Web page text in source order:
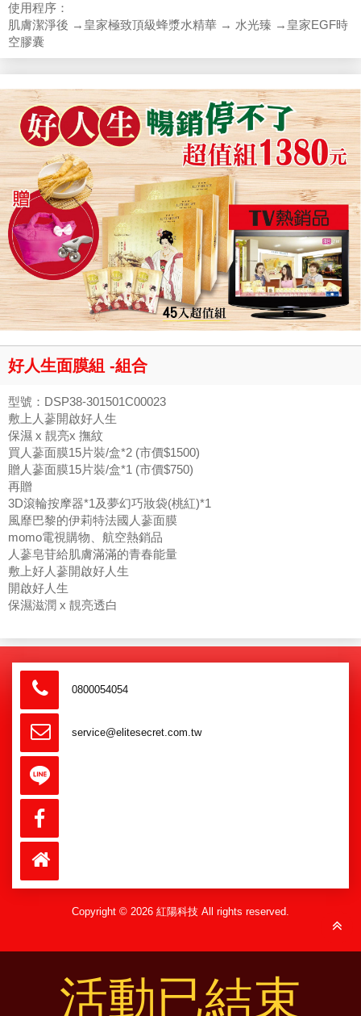
活動已結束
使用程序：
肌膚潔淨後 →皇家極致頂級蜂漿水精華 → 水光臻 →皇家EGF時
空膠囊
好人生面膜組 -組合
型號：DSP38-301501C00023
敷上人蔘開啟好人生
保濕 x 靚亮x 撫紋
買人蔘面膜15片裝/盒*2 (市價$1500)
贈人蔘面膜15片裝/盒*1 (市價$750)
再贈
3D滾輪按摩器*1及夢幻巧妝袋(桃紅)*1
風靡巴黎的伊莉特法國人蔘面膜
momo電視購物、航空熱銷品
人蔘皂苷給肌膚滿滿的青春能量
敷上好人蔘開啟好人生
開啟好人生
保濕滋潤 x 靚亮透白
0800054054
service@elitesecret.com.tw
Copyright © 2026 紅陽科技 All rights reserved.